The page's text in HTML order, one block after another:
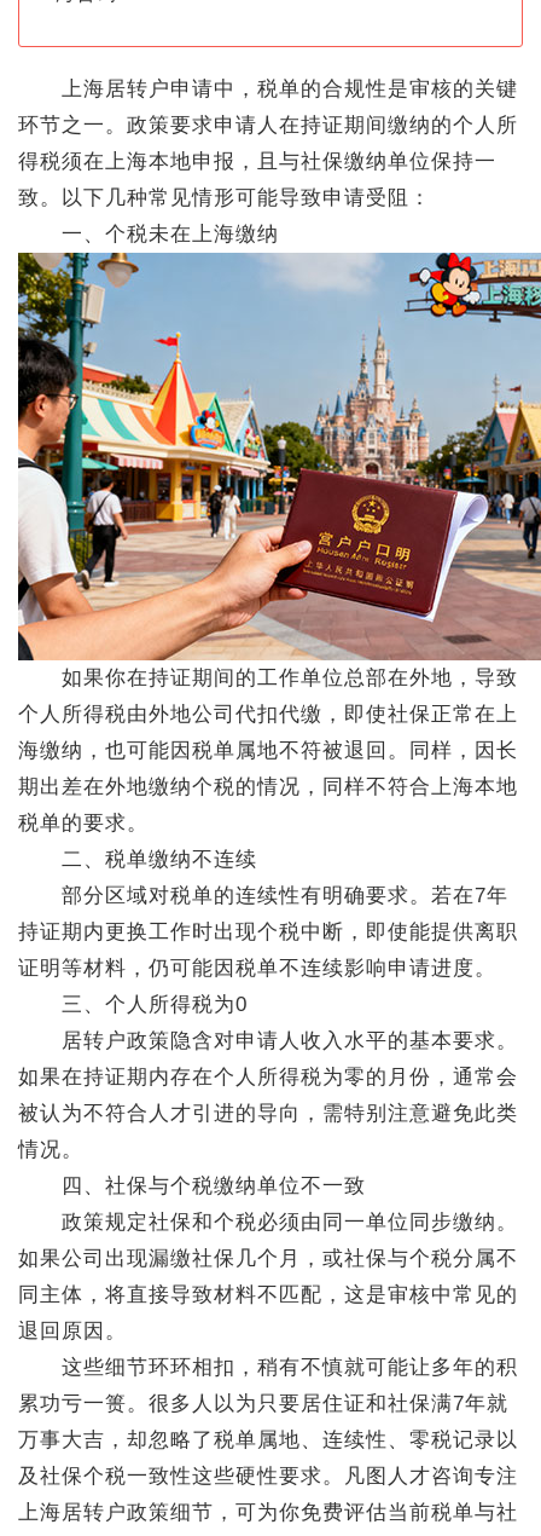
上海居转户申请中，税单的合规性是审核的关键
环节之一。政策要求申请人在持证期间缴纳的个人所
得税须在上海本地申报，且与社保缴纳单位保持一
致。以下几种常见情形可能导致申请受阻：
一、个税未在上海缴纳
如果你在持证期间的工作单位总部在外地，导致
个人所得税由外地公司代扣代缴，即使社保正常在上
海缴纳，也可能因税单属地不符被退回。同样，因长
期出差在外地缴纳个税的情况，同样不符合上海本地
税单的要求。
二、税单缴纳不连续
部分区域对税单的连续性有明确要求。若在7年
持证期内更换工作时出现个税中断，即使能提供离职
证明等材料，仍可能因税单不连续影响申请进度。
三、个人所得税为0
居转户政策隐含对申请人收入水平的基本要求。
如果在持证期内存在个人所得税为零的月份，通常会
被认为不符合人才引进的导向，需特别注意避免此类
情况。
四、社保与个税缴纳单位不一致
政策规定社保和个税必须由同一单位同步缴纳。
如果公司出现漏缴社保几个月，或社保与个税分属不
同主体，将直接导致材料不匹配，这是审核中常见的
退回原因。
这些细节环环相扣，稍有不慎就可能让多年的积
累功亏一篑。很多人以为只要居住证和社保满7年就
万事大吉，却忽略了税单属地、连续性、零税记录以
及社保个税一致性这些硬性要求。凡图人才咨询专注
上海居转户政策细节，可为你免费评估当前税单与社